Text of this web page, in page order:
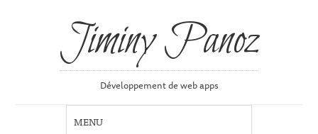
Jiminy Panoz
Développement de web apps